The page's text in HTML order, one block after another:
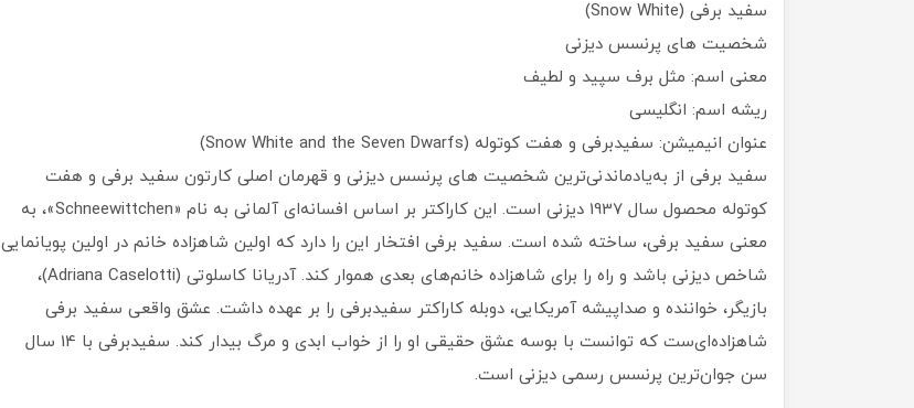
سفید برفی (Snow White)
شخصیت های پرنسس دیزنی
معنی اسم: مثل برف سپید و لطیف
ریشه اسم: انگلیسی
عنوان انیمیشن: سفیدبرفی و هفت کوتوله (Snow White and the Seven Dwarfs)
سفید برفی از به‌یادماندنی‌ترین شخصیت های پرنسس دیزنی و قهرمان اصلی کارتون سفید برفی و هفت
کوتوله محصول سال 1937 دیزنی است. این کاراکتر بر اساس افسانه‌ای آلمانی به نام «Schneewittchen»، به
معنی سفید برفی، ساخته شده‌ است. سفید برفی افتخار این را دارد که اولین شاهزاده خانم در اولین پویانمایی
شاخص دیزنی باشد و راه را برای شاهزاده خانم‌های بعدی هموار کند. آدریانا کاسلوتی (Adriana Caselotti)،
بازیگر، خواننده و صداپیشه آمریکایی، دوبله کاراکتر سفیدبرفی را بر‌ عهده داشت. عشق واقعی سفید برفی
شاهزاده‌ای‌ست که توانست با بوسه عشق حقیقی او را از خواب ابدی و مرگ بیدار کند. سفیدبرفی با 14 سال
سن جوان‌ترین پرنسس رسمی دیزنی است.